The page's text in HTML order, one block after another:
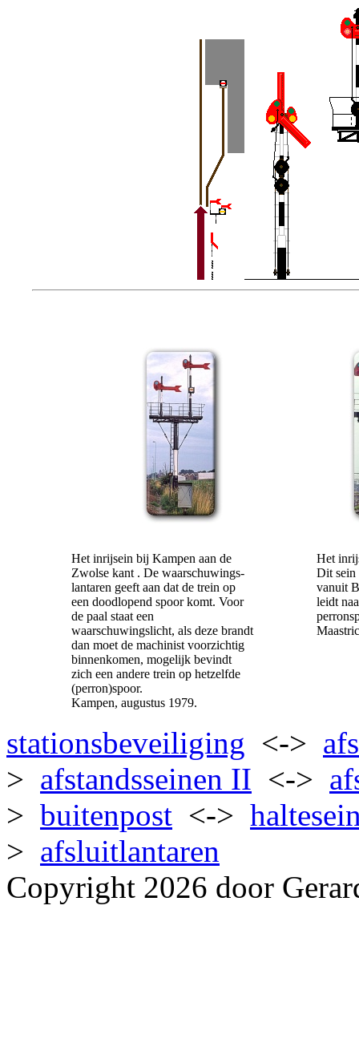
Het inrijsein bij Kampen aan de
Zwolse kant . De waarschuwings-
lantaren geeft aan dat de trein op
een doodlopend spoor komt. Voor
de paal staat een
waarschuwingslicht, als deze brandt
dan moet de machinist voorzichtig
binnenkomen, mogelijk bevindt
zich een andere trein op hetzelfde
(perron)spoor.
Kampen, augustus 1979.
Het
Dit sein
vanuit
leidt
stationsbeveiliging <->
> afstandsseinen II <->
> buitenpost <->
> afsluitlantaren
Copyright 2026 door